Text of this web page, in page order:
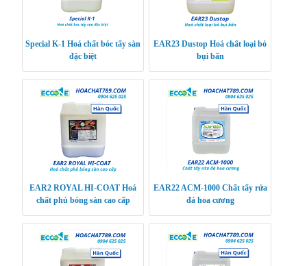
Special K-1 Hoá chất bóc tẩy sàn
đặc biệt
EAR23 Dustop Hoá chất loại bỏ
bụi bẩn
EAR2 ROYAL HI-COAT Hoá
chất phủ bóng sàn cao cấp
EAR22 ACM-1000 Chất tẩy rửa
đá hoa cương